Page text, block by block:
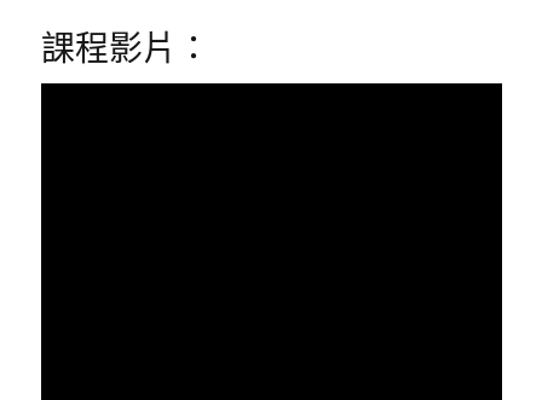
課程影片：